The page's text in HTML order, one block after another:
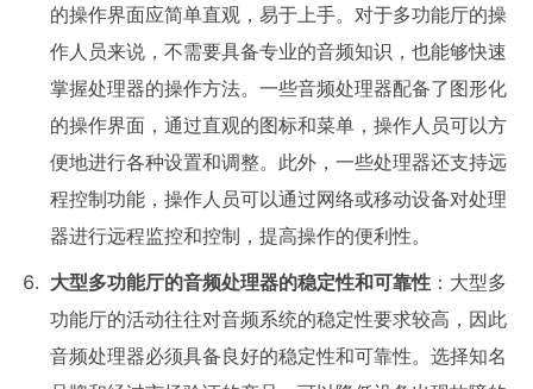
的操作界面应简单直观，易于上手。对于多功能厅的操
作人员来说，不需要具备专业的音频知识，也能够快速
掌握处理器的操作方法。一些音频处理器配备了图形化
的操作界面，通过直观的图标和菜单，操作人员可以方
便地进行各种设置和调整。此外，一些处理器还支持远
程控制功能，操作人员可以通过网络或移动设备对处理
器进行远程监控和控制，提高操作的便利性。
大型多功能厅的音频处理器的稳定性和可靠性：大型多
功能厅的活动往往对音频系统的稳定性要求较高，因此
音频处理器必须具备良好的稳定性和可靠性。选择知名